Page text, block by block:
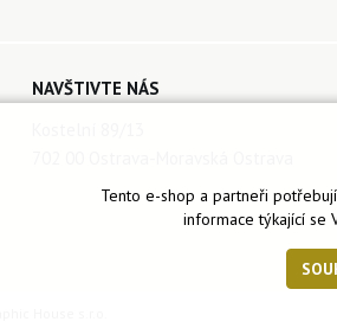
NAVŠTIVTE NÁS
Tento e-shop a partneři
informace týkající se